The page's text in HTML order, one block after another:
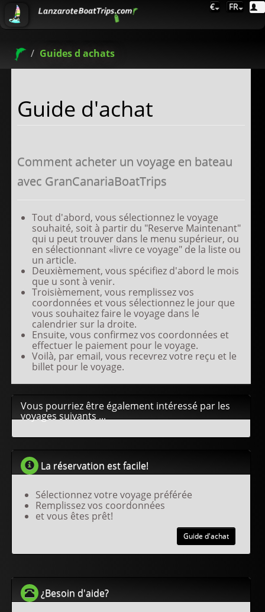
€ FR
Guides d achats
Guide d'achat
Comment acheter un voyage en bateau
avec GranCanariaBoatTrips
Tout d'abord, vous sélectionnez le voyage
souhaité, soit à partir du "Reserve Maintenant"
qui u peut trouver dans le menu supérieur, ou
en sélectionnant «livre ce voyage" de la liste ou
un article.
Deuxièmement, vous spécifiez d'abord le mois
que u sont à venir.
Troisièmement, vous remplissez vos
coordonnées et vous sélectionnez le jour que
vous souhaitez faire le voyage dans le
calendrier sur la droite.
Ensuite, vous confirmez vos coordonnées et
effectuer le paiement pour le voyage.
Voilà, par email, vous recevrez votre reçu et le
billet pour le voyage.
Vous pourriez être également intéressé par les
voyages suivants ...
La réservation est facile!
Sélectionnez votre voyage préférée
Remplissez vos coordonnées
et vous êtes prêt!
Guide d'achat
¿Besoin d'aide?